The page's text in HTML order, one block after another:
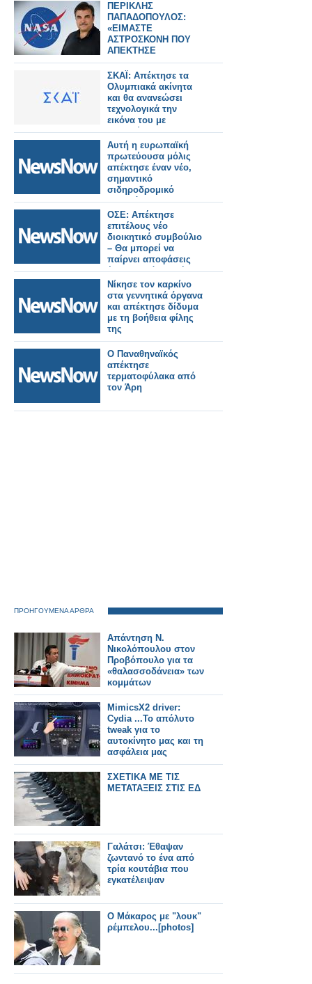
ΠΕΡΙΚΛΗΣ
ΠΑΠΑΔΟΠΟΥΛΟΣ:
«ΕΙΜΑΣΤΕ
ΑΣΤΡΟΣΚΟΝΗ ΠΟΥ
ΑΠΕΚΤΗΣΕ
ΣΥΝΕΙΔΗΣΗ» – Ο
ΗΓΕΤΗΣ ΤΗΣ NASA
ΠΙΣΩ ΑΠΟ ΤΟ Artemis
II
ΣΚΑΪ: Απέκτησε τα
Ολυμπιακά ακίνητα
και θα ανανεώσει
τεχνολογικά την
εικόνα του με
υπερσύγχρονα studio
Αυτή η ευρωπαϊκή
πρωτεύουσα μόλις
απέκτησε έναν νέο,
σημαντικό
σιδηροδρομικό
σταθμό
ΟΣΕ: Απέκτησε
επιτέλους νέο
διοικητικό συμβούλιο
– Θα μπορεί να
παίρνει αποφάσεις
έπειτα από 2,5 μήνες
Νίκησε τον καρκίνο
στα γεννητικά όργανα
και απέκτησε δίδυμα
με τη βοήθεια φίλης
της
Ο Παναθηναϊκός
απέκτησε
τερματοφύλακα από
τον Άρη
ΠΡΟΗΓΟΥΜΕΝΑ ΑΡΘΡΑ
Aπάντηση Ν.
Νικολόπουλου στον
Προβόπουλο για τα
«θαλασσοδάνεια» των
κομμάτων
MimicsX2 driver:
Cydia ...Το απόλυτο
tweak για το
αυτοκίνητο μας και τη
ασφάλεια μας
ΣΧΕΤΙΚΑ ΜΕ ΤΙΣ
ΜΕΤΑΤΑΞΕΙΣ ΣΤΙΣ ΕΔ
Γαλάτσι: Έθαψαν
ζωντανό το ένα από
τρία κουτάβια που
εγκατέλειψαν
O Mάκαρος με "λουκ"
ρέμπελου...[photos]